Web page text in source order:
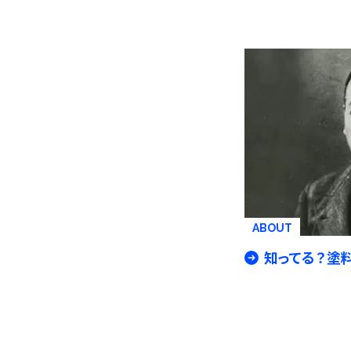
ABOUT
知ってる？塗